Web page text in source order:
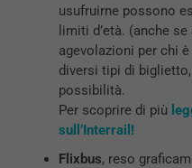
usufruirne possono
limiti d’età. (anche
agevolazioni per chi
diversi tipi di
possibilità.
Per scoprire di più
sull’Interrail!
Flixbus, reso